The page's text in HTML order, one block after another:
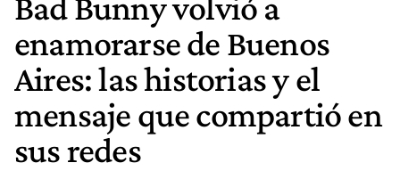
enamorarse de Buenos
Aires: las historias y el
mensaje que compartió en
sus redes